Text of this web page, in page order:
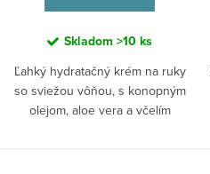
Skladom >10 ks
Ľahký hydratačný krém na ruky
so sviežou vôňou, s konopným
olejom, aloe vera a včelím